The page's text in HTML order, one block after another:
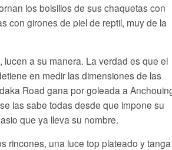
los bolsillos de sus chaquetas con
con girones de piel de reptil, muy de la
lucen a su manera. La verdad es que el
en medir las dimensiones de las
Road gana por goleada a
las sabe todas desde que impone su
que ya lleva su nombre.
rincones, una luce top plateado y tanga